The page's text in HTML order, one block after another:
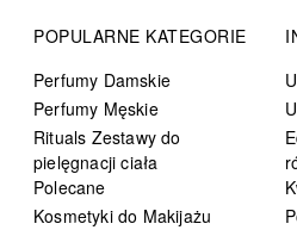
POPULARNE KATEGORIE
Perfumy Damskie
Perfumy Męskie
Rituals Zestawy do
pielęgnacji ciała
Polecane
Kosmetyki do Makijażu